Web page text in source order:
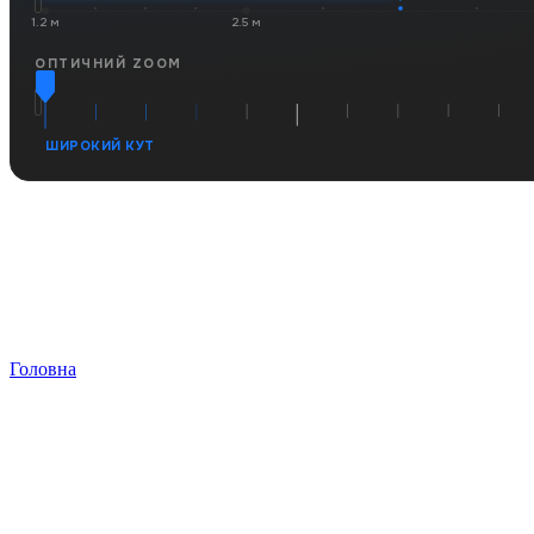
1.2 м 2.5 м
ОПТИЧНИЙ ZOOM
ШИРОКИЙ КУТ
Головна